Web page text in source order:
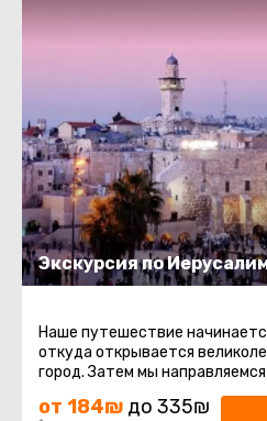
Экскурсия по
Наше путешествие
откуда открывается
город. Затем мы
от 184₪ до 335₪